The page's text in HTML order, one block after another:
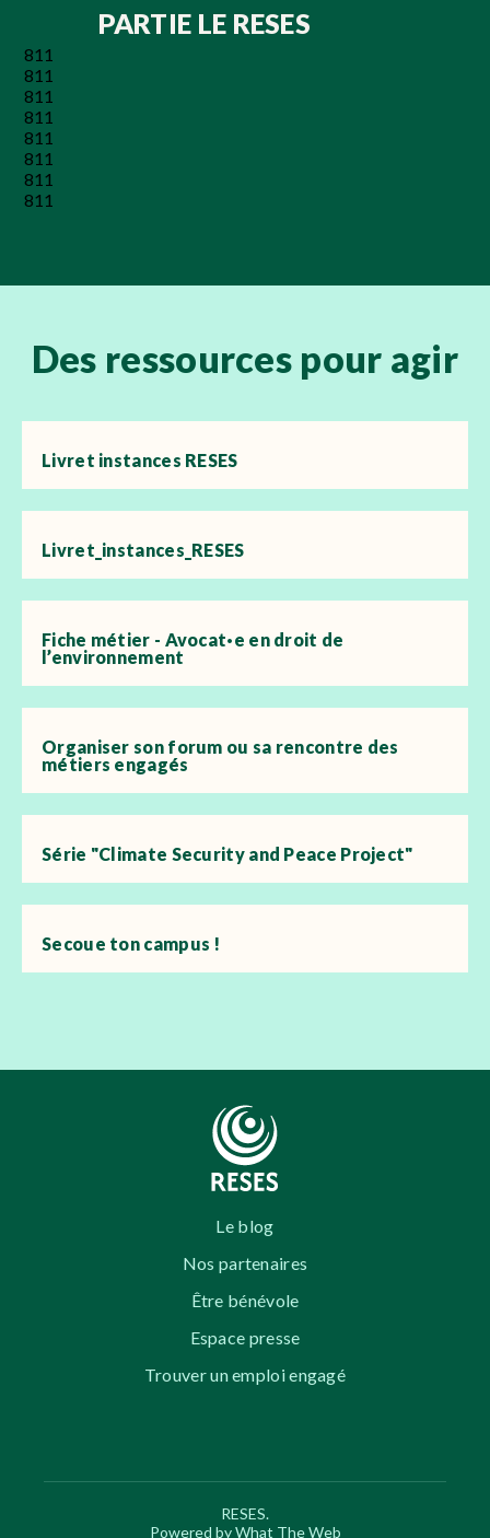
PARTIE LE RESES
811
811
811
811
811
811
811
811
Des ressources pour agir
Livret instances RESES
Livret_instances_RESES
Fiche métier - Avocat·e en droit de
l’environnement
Organiser son forum ou sa rencontre des
métiers engagés
Série "Climate Security and Peace Project"
Secoue ton campus !
Le blog
Nos partenaires
Être bénévole
Espace presse
Trouver un emploi engagé
RESES.
Powered by What The Web